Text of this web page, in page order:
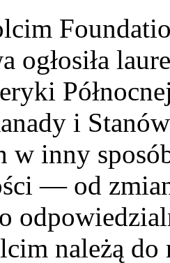
ogłosiła
i
w inny
— od
należą